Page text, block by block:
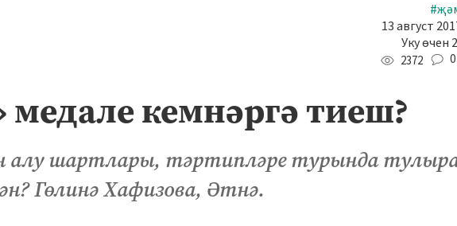
13 август
Уку өчен
2372 0
кемнәргә тиеш?
алу шартлары, тәртипләре турында
Гөлинә Хафизова, Әтнә.